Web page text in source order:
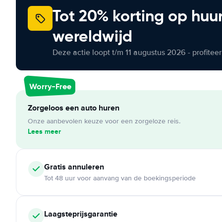
Tot 20% korting op
wereldwijd
Deze actie loopt t/m 11 augustus 2026 -
Worry-Free
Zorgeloos een auto huren
Onze aanbevolen keuze voor een zorgeloze reis.
Lees meer
Gratis annuleren
Tot 48 uur voor aanvang van de boekingsperiode
Laagsteprijsgarantie